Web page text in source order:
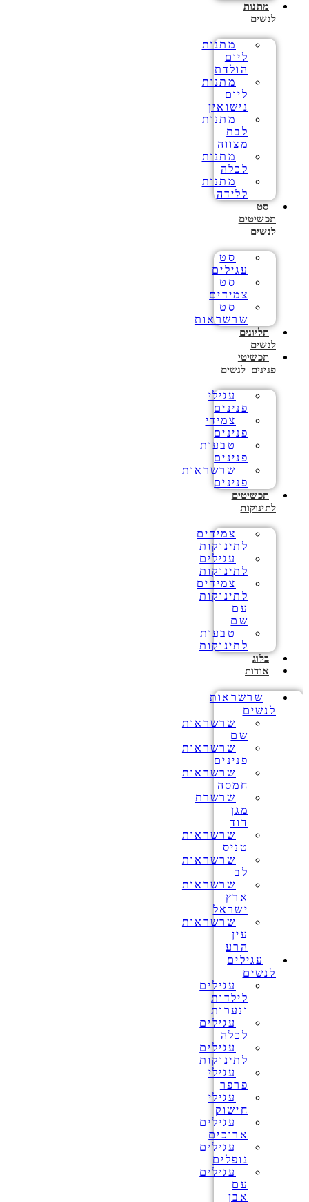
מתנות
לנשים
מתנות
ליום
הולדת
מתנות
ליום
נישואין
מתנות
לבת
מצווה
מתנות
לכלה
מתנות
ללידה
סט
תכשיטים
לנשים
סט
עגילים
סט
צמידים
סט
שרשראות
תליונים
לנשים
תכשיטי
פנינים לנשים
עגילי
פנינים
צמידי
פנינים
טבעות
פנינים
שרשראות
פנינים
תכשיטים
לתינוקות
צמידים
לתינוקות
עגילים
לתינוקות
צמידים
לתינוקות
עם
שם
טבעות
לתינוקות
בלוג
אודות
שרשראות
לנשים
שרשראות
שם
שרשראות
פנינים
שרשראות
חמסה
שרשרת
מגן
דוד
שרשראות
טניס
שרשראות
לב
שרשראות
ארץ
ישראל
שרשראות
עין
הרע
עגילים
לנשים
עגילים
לילדות
ונערות
עגילים
לכלה
עגילים
לתינוקות
עגילי
פרפר
עגילי
חישוק
עגילים
ארוכים
עגילים
נופלים
עגילים
עם
אבן